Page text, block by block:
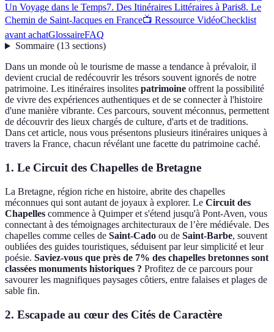
Un Voyage dans le Temps7. Des Itinéraires Littéraires à Paris8. Le
Chemin de Saint-Jacques en France📺 Ressource VidéoChecklist
avant achatGlossaireFAQ
Sommaire(13 sections)
Dans un monde où le tourisme de masse a tendance à prévaloir, il
devient crucial de redécouvrir les trésors souvent ignorés de notre
patrimoine. Les itinéraires insolites patrimoine offrent la possibilité
de vivre des expériences authentiques et de se connecter à l'histoire
d'une manière vibrante. Ces parcours, souvent méconnus, permettent
de découvrir des lieux chargés de culture, d'arts et de traditions.
Dans cet article, nous vous présentons plusieurs itinéraires uniques à
travers la France, chacun révélant une facette du patrimoine caché.
1. Le Circuit des Chapelles de Bretagne
La Bretagne, région riche en histoire, abrite des chapelles
méconnues qui sont autant de joyaux à explorer. Le Circuit des
Chapelles commence à Quimper et s'étend jusqu'à Pont-Aven, vous
connectant à des témoignages architecturaux de l’ère médiévale. Des
chapelles comme celles de Saint-Cado ou de Saint-Barbe, souvent
oubliées des guides touristiques, séduisent par leur simplicité et leur
poésie. Saviez-vous que près de 7% des chapelles bretonnes sont
classées monuments historiques ? Profitez de ce parcours pour
savourer les magnifiques paysages côtiers, entre falaises et plages de
sable fin.
2. Escapade au cœur des Cités de Caractère